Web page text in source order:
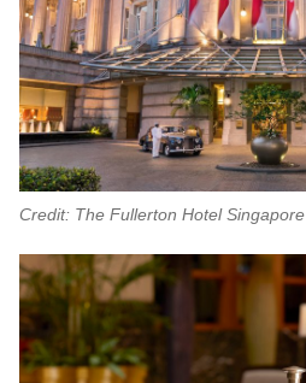
Credit: The Fullerton Hotel Singapore